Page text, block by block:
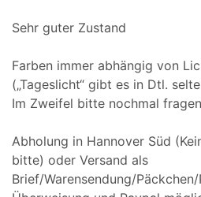
Sehr guter Zustand
Farben immer abhängig von
(„Tageslicht“ gibt es in Dtl.
Im Zweifel bitte nochmal
Abholung in Hannover Süd
bitte) oder Versand als
Brief/Warensendung/Päckchen/